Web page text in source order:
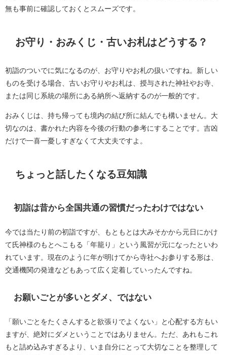
無も事前に確認しておくとスムーズです。
お守り・おみくじ・古いお札はどうする？
初詣のついでに気になるのが、お守りやお札の扱いですね。新しい
ものを受ける場合、古いお守りやお札は、授与された神社やお寺、
または同じ系統の場所にある納所へ返納するのが一般的です。
おみくじは、持ち帰っても境内の結び所に結んでも構いません。大
切なのは、書かれた内容を今後の行動の参考にすることです。吉凶
だけで一喜一憂しすぎなくて大丈夫ですよ。
ちょっと話したくなる豆知識
初詣は昔から全国共通の習慣だったわけではない
今では当たり前の初詣ですが、もともとは大みそかから元日にかけ
て氏神様のもとへこもる「年籠り」という風習が元になったといわ
れています。現在のように年が明けてから寺社へお参りする形は、
交通機関の発達などもあって広く定着していったんですね。
お願いごとが多いとダメ、ではない
「願いごとをたくさんすると欲張りでよくない」と心配する方もい
ますが、絶対にダメということではありません。ただ、あれもこれ
もと詰め込みすぎるより、いま自分にとって大切なことを整理して